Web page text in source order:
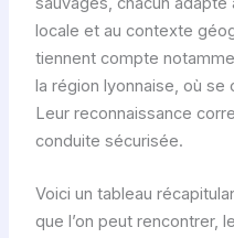
locale et au contexte
tiennent compte
la région lyonnaise, où
Leur reconnaissance
conduite sécurisée.
Voici un tableau
que l’on peut rencontrer,